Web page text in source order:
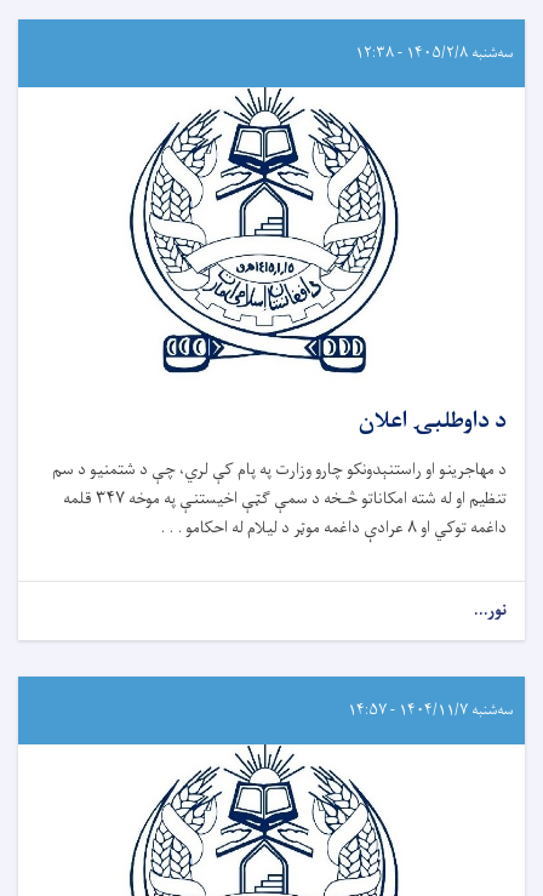
سه‌شنبه ۱۴۰۵/۲/۸ - ۱۲:۳۸
د داوطلبۍ اعلان
د مهاجرینو او راستنېدونکو چارو وزارت په پام کې لري، چې د شتمنیو د سم
تنظیم او له شته امکاناتو څـخه د سمې ګټې اخیستنې په موخه ۳۴۷ قلمه
داغمه توکي او ۸ عرادې داغمه موټر د لیلام له احکامو . . .
نور...
سه‌شنبه ۱۴۰۴/۱۱/۷ - ۱۴:۵۷